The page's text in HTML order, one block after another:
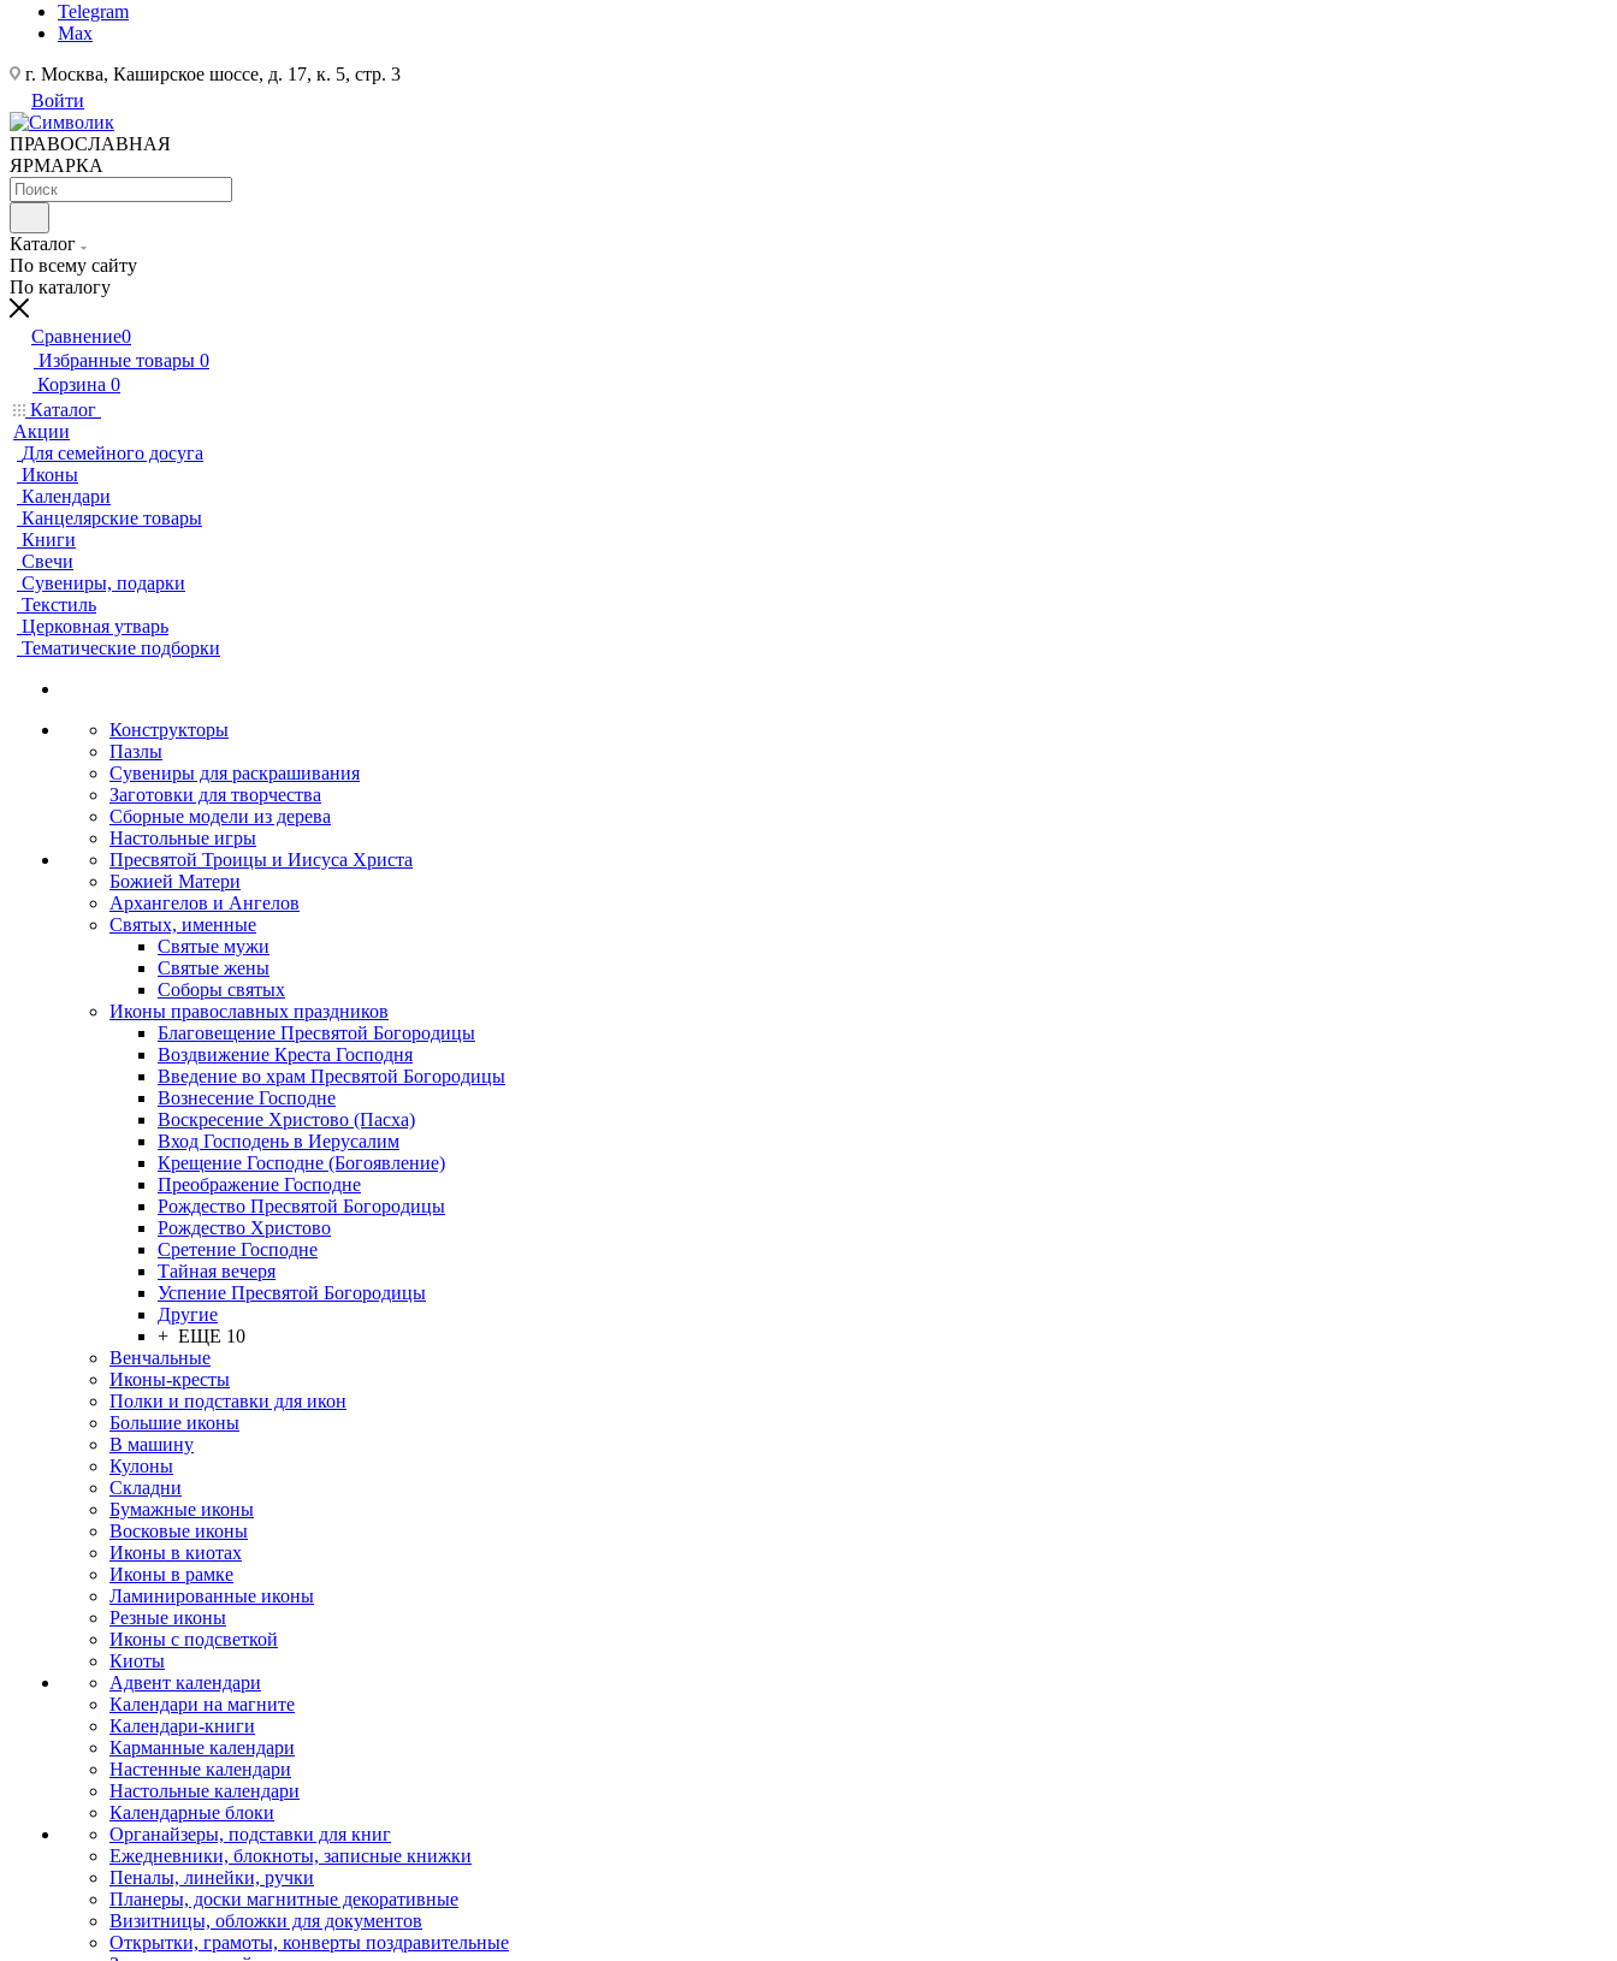
Telegram
Max
г. Москва, Каширское шоссе, д. 17, к. 5, стр. 3
Войти
ПРАВОСЛАВНАЯ
ЯРМАРКА
Каталог
По всему сайту
По каталогу
Сравнение0
Избранные товары 0
Корзина 0
Каталог
Акции
Для семейного досуга
Иконы
Календари
Канцелярские товары
Книги
Свечи
Сувениры, подарки
Текстиль
Церковная утварь
Тематические подборки
Конструкторы
Пазлы
Сувениры для раскрашивания
Заготовки для творчества
Сборные модели из дерева
Настольные игры
Пресвятой Троицы и Иисуса Христа
Божией Матери
Архангелов и Ангелов
Святых, именные
Святые мужи
Святые жены
Соборы святых
Иконы православных праздников
Благовещение Пресвятой Богородицы
Воздвижение Креста Господня
Введение во храм Пресвятой Богородицы
Вознесение Господне
Воскресение Христово (Пасха)
Вход Господень в Иерусалим
Крещение Господне (Богоявление)
Преображение Господне
Рождество Пресвятой Богородицы
Рождество Христово
Сретение Господне
Тайная вечеря
Успение Пресвятой Богородицы
Другие
+ ЕЩЕ 10
Венчальные
Иконы-кресты
Полки и подставки для икон
Большие иконы
В машину
Кулоны
Складни
Бумажные иконы
Восковые иконы
Иконы в киотах
Иконы в рамке
Ламинированные иконы
Резные иконы
Иконы с подсветкой
Киоты
Адвент календари
Календари на магните
Календари-книги
Карманные календари
Настенные календари
Настольные календари
Календарные блоки
Органайзеры, подставки для книг
Ежедневники, блокноты, записные книжки
Пеналы, линейки, ручки
Планеры, доски магнитные декоративные
Визитницы, обложки для документов
Открытки, грамоты, конверты поздравительные